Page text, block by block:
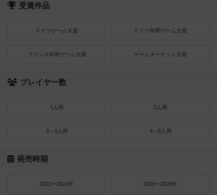
受賞作品
ドイツゲーム大賞 ドイツ年間ゲーム大賞
フランス年間ゲーム大賞 ゲームマーケット大賞
プレイヤー数
1人用 2人用
3～4人用 4～8人用
発売時期
2021〜2022年 2019〜2020年